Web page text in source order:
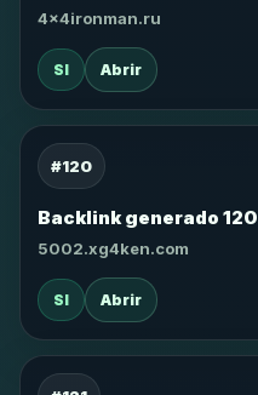
4x4ironman.ru
SI Abrir
#120
Backlink generado 120
5002.xg4ken.com
SI Abrir